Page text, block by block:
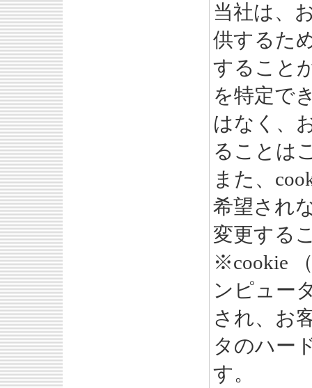
当社は、
供するた
すること
を特定で
はなく、
ることは
また、
希望され
変更する
※cookie
ンピュー
され、お
タのハー
す。